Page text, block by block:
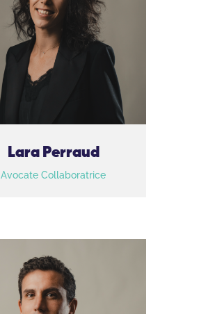
Lara Perraud
Avocate Collaboratrice